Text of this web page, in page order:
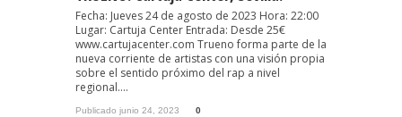
Fecha: Jueves 24 de agosto de 2023 Hora: 22:00
Lugar: Cartuja Center Entrada: Desde 25€
www.cartujacenter.com Trueno forma parte de la
nueva corriente de artistas con una visión propia
sobre el sentido próximo del rap a nivel
regional....
Publicado junio 24, 2023 0